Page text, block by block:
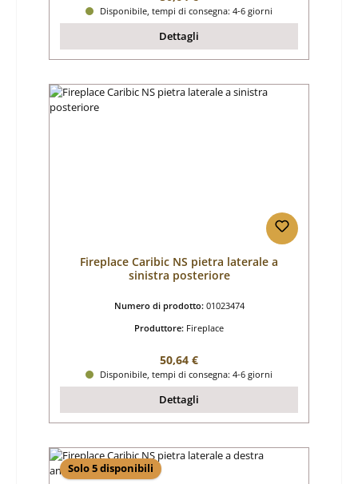
Disponibile, tempi di consegna: 4-6 giorni
Dettagli
Fireplace Caribic NS pietra laterale a
sinistra posteriore
Numero di prodotto: 01023474
Produttore: Fireplace
Prezzo normale:
50,64 €
Disponibile, tempi di consegna: 4-6 giorni
Dettagli
Solo 5 disponibili